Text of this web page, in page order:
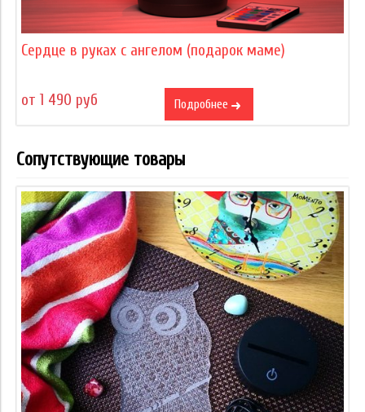
Сердце в руках с ангелом (подарок маме)
от 1 490 руб Подробнее
Сопутствующие товары